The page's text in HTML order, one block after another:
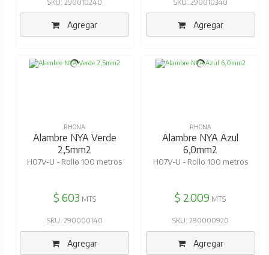
SKU: 290010240
Agregar
SKU: 290010340
Agregar
RHONA
Alambre NYA Verde
2,5mm2
H07V-U - Rollo 100 metros
$ 603 MTS
SKU: 290000140
Agregar
RHONA
Alambre NYA Azul
6,0mm2
H07V-U - Rollo 100 metros
$ 2.009 MTS
SKU: 290000920
Agregar